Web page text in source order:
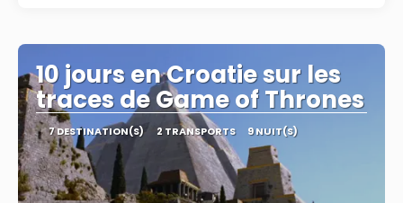
10 jours en Croatie sur les
traces de Game of Thrones
7 DESTINATION(S) 2 TRANSPORTS 9 NUIT(S)